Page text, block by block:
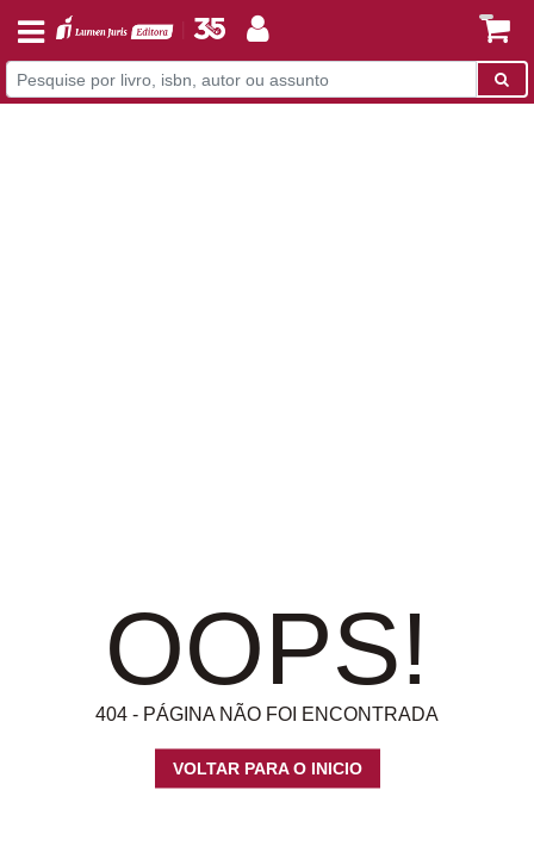
OOPS!
404 - PÁGINA NÃO FOI ENCONTRADA
VOLTAR PARA O INICIO